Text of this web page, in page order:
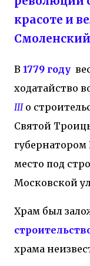
красоте и
В 1779 году
ходатайство
IIIо
Святой
место под
Московской
Храм был
храма